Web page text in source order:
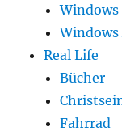
Windows
Windows
Real Life
Bücher
Fahrrad